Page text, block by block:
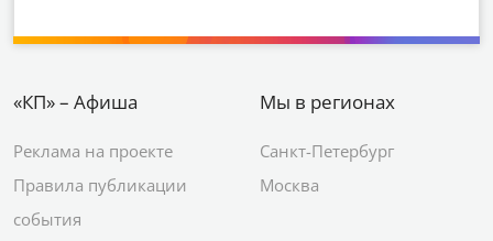
«КП» – Афиша
Реклама на проекте
Правила публикации
события
Мы в регионах
Санкт-Петербург
Москва